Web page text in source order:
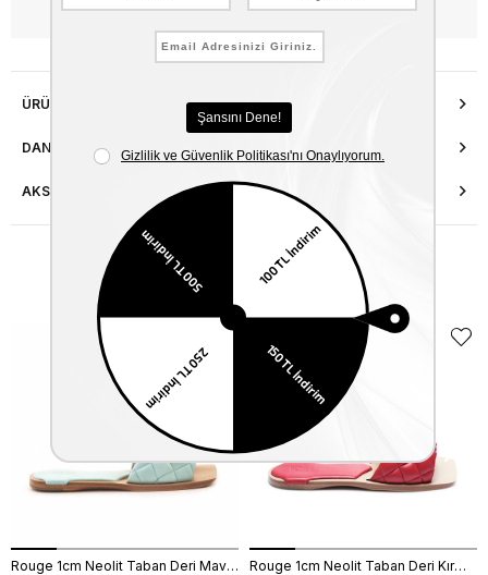
WhatsApp’tan Bilgi Al
ÜRÜN ÖZELLIKLERI
DANIŞMA HATTI
AKSESUAR ONARIMI
Benzer Ürünler
Rouge 1cm Neolit Taban Deri Mavi Kadın Terlik 0197-169 Rouge 1cm Neolit Taban Deri Kırmızı Kadın Terlik 0197-169